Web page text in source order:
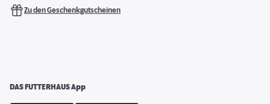
Zu den Geschenkgutscheinen
DAS FUTTERHAUS App